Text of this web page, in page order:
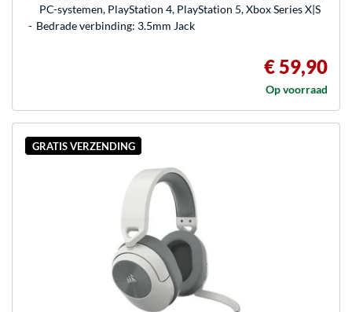
PC-systemen, PlayStation 4, PlayStation 5, Xbox Series X|S
Bedrade verbinding: 3.5mm Jack
€ 59,90
Op voorraad
GRATIS VERZENDING